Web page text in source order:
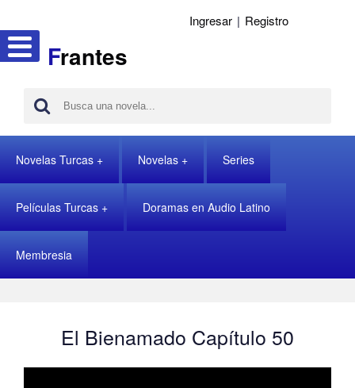
Frantes
Ingresar | Registro
Novelas Turcas Novelas Series
Películas Turcas Doramas en Audio Latino
Membresia
El Bienamado Capítulo 50